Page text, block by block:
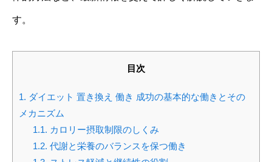
す。
目次
1. ダイエット 置き換え 働き 成功の基本的な働きとその
メカニズム
1.1. カロリー摂取制限のしくみ
1.2. 代謝と栄養のバランスを保つ働き